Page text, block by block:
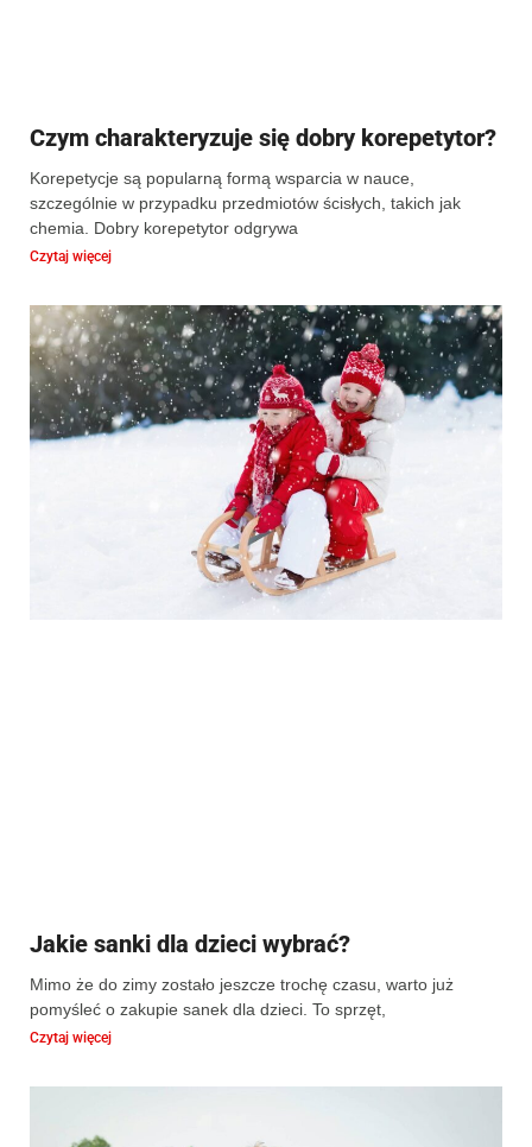
Czym charakteryzuje się dobry korepetytor?
Korepetycje są popularną formą wsparcia w nauce,
szczególnie w przypadku przedmiotów ścisłych, takich jak
chemia. Dobry korepetytor odgrywa
Czytaj więcej
Jakie sanki dla dzieci wybrać?
Mimo że do zimy zostało jeszcze trochę czasu, warto już
pomyśleć o zakupie sanek dla dzieci. To sprzęt,
Czytaj więcej